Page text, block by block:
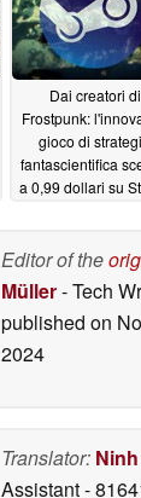
Dai creatori di
Frostpunk:
gioco di
fantascientifica
a 0,99 dollari su
Editor of the
Müller- Tech
published on
2024
Translator:
Assistant-